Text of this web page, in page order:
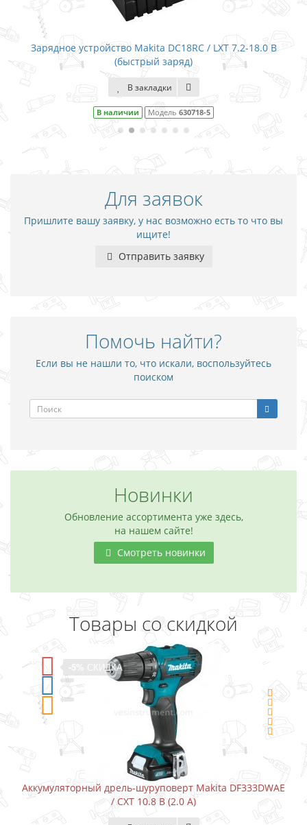
Зарядное устройство Makita DC18RC / LXT 7.2-18.0 В
(быстрый заряд)
В закладки
В наличии Модель 630718-5
Для заявок
Пришлите вашу заявку, у нас возможно есть то что вы
ищите!
Отправить заявку
Помочь найти?
Если вы не нашли то, что искали, воспользуйтесь
поиском
Новинки
Обновление ассортимента уже здесь,
на нашем сайте!
Смотреть новинки
Товары со скидкой
СКИДКА
Аккумуляторный дрель-шуруповерт Makita DF333DWAE
/ CXT 10.8 В (2.0 А)